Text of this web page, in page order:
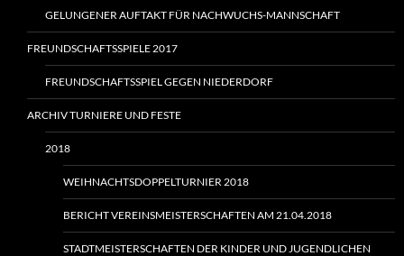
GELUNGENER AUFTAKT FÜR NACHWUCHS-MANNSCHAFT
FREUNDSCHAFTSSPIELE 2017
FREUNDSCHAFTSSPIEL GEGEN NIEDERDORF
ARCHIV TURNIERE UND FESTE
2018
WEIHNACHTSDOPPELTURNIER 2018
BERICHT VEREINSMEISTERSCHAFTEN AM 21.04.2018
STADTMEISTERSCHAFTEN DER KINDER UND JUGENDLICHEN